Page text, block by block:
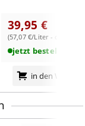
Rosinen,
Bladnoch
39,95 €
(57,07 €/Liter - ohne
jetzt bestellbar
in den